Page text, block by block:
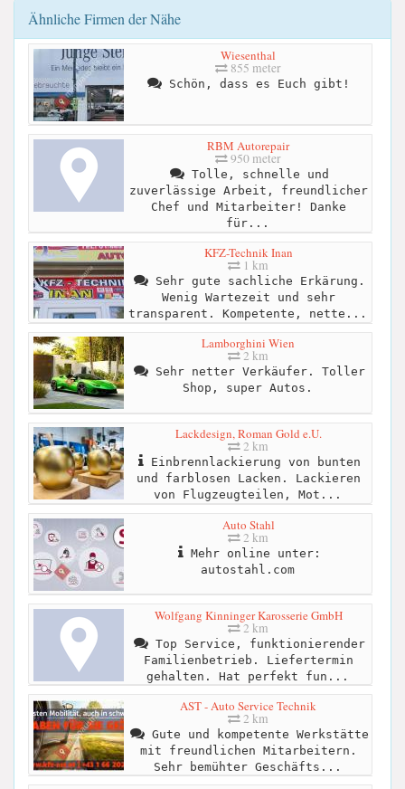
Ähnliche Firmen der Nähe
Wiesenthal
855 meter
Schön, dass es Euch gibt!
RBM Autorepair
950 meter
Tolle, schnelle und
zuverlässige Arbeit, freundlicher
Chef und Mitarbeiter! Danke
für...
KFZ-Technik Inan
1 km
Sehr gute sachliche Erkärung.
Wenig Wartezeit und sehr
transparent. Kompetente, nette...
Lamborghini Wien
2 km
Sehr netter Verkäufer. Toller
Shop, super Autos.
Lackdesign, Roman Gold e.U.
2 km
Einbrennlackierung von bunten
und farblosen Lacken. Lackieren
von Flugzeugteilen, Mot...
Auto Stahl
2 km
Mehr online unter:
autostahl.com
Wolfgang Kinninger Karosserie GmbH
2 km
Top Service, funktionierender
Familienbetrieb. Liefertermin
gehalten. Hat perfekt fun...
AST - Auto Service Technik
2 km
Gute und kompetente Werkstätte
mit freundlichen Mitarbeitern.
Sehr bemühter Geschäfts...